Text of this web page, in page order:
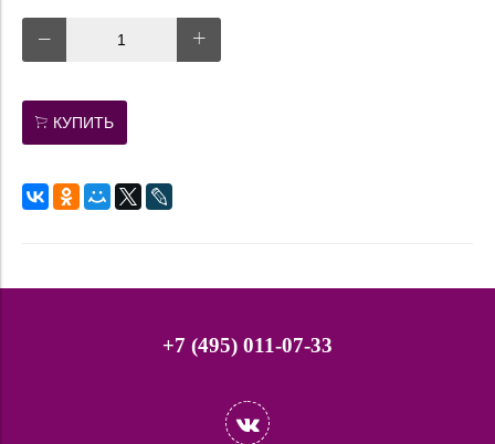
КУПИТЬ
+7 (495) 011-07-33